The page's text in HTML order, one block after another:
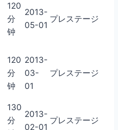
120
分
钟
2013-
05-01
プレステージ
120
分
钟
2013-
03-
01
プレステージ
130
分
2013-
02-01
プレステージ